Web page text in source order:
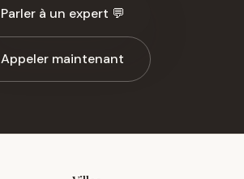
Parler à un expert 💬
Appeler maintenant